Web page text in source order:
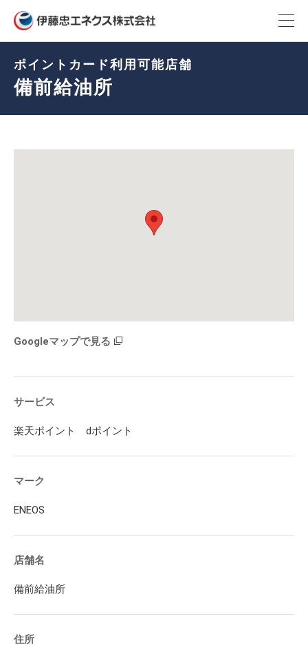
ポイントカード利用可能店舗
備前給油所
Googleマップで見る
サービス
楽天ポイント dポイント
マーク
ENEOS
店舗名
備前給油所
住所